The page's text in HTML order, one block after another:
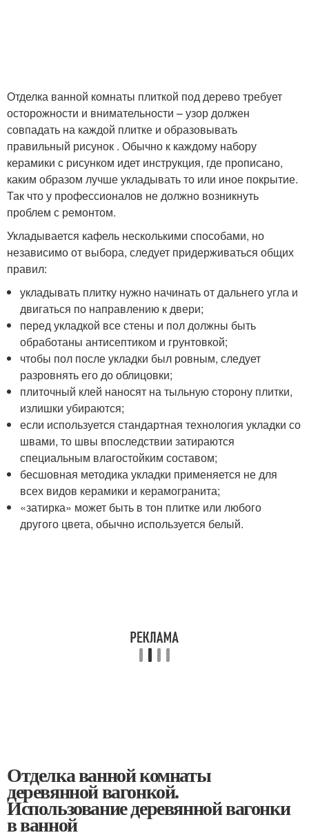
Отделка ванной комнаты плиткой под дерево требует
осторожности и внимательности – узор должен
совпадать на каждой плитке и образовывать
правильный рисунок . Обычно к каждому набору
керамики с рисунком идет инструкция, где прописано,
каким образом лучше укладывать то или иное покрытие.
Так что у профессионалов не должно возникнуть
проблем с ремонтом.
Укладывается кафель несколькими способами, но
независимо от выбора, следует придерживаться общих
правил:
укладывать плитку нужно начинать от дальнего угла и
двигаться по направлению к двери;
перед укладкой все стены и пол должны быть
обработаны антисептиком и грунтовкой;
чтобы пол после укладки был ровным, следует
разровнять его до облицовки;
плиточный клей наносят на тыльную сторону плитки,
излишки убираются;
если используется стандартная технология укладки со
швами, то швы впоследствии затираются
специальным влагостойким составом;
бесшовная методика укладки применяется не для
всех видов керамики и керамогранита;
«затирка» может быть в тон плитке или любого
другого цвета, обычно используется белый.
Отделка ванной комнаты
деревянной вагонкой.
Использование деревянной вагонки
в ванной